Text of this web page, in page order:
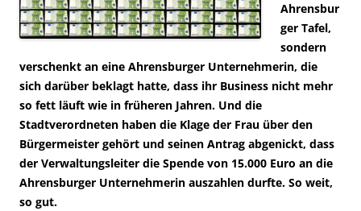
Ahrensbur
ger Tafel,
sondern
verschenkt an eine Ahrensburger Unternehmerin, die
sich darüber beklagt hatte, dass ihr Business nicht mehr
so fett läuft wie in früheren Jahren. Und die
Stadtverordneten haben die Klage der Frau über den
Bürgermeister gehört und seinen Antrag abgenickt, dass
der Verwaltungsleiter die Spende von 15.000 Euro an die
Ahrensburger Unternehmerin auszahlen durfte. So weit,
so gut.